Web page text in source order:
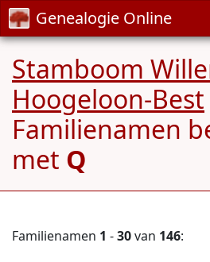
Genealogie Online
Stamboom
Hoogeloon-Best
Familienamen
met Q
Familienamen 1 -30van 146: